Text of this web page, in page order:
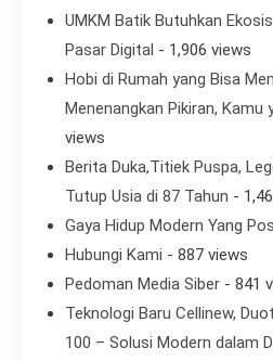
UMKM Batik Butuhkan
Pasar Digital - 1,906 views
Hobi di Rumah yang Bisa
Menenangkan Pikiran, Kamu
views
Berita Duka,Titiek Puspa,
Tutup Usia di 87 Tahun -
Gaya Hidup Modern Yang
Hubungi Kami - 887 views
Pedoman Media Siber - 841
Teknologi Baru Cellinew,
100 – Solusi Modern dalam